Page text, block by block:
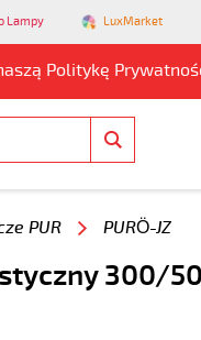
Lampy LuxMarket
Politykę
PUR PURÖ-JZ
300/